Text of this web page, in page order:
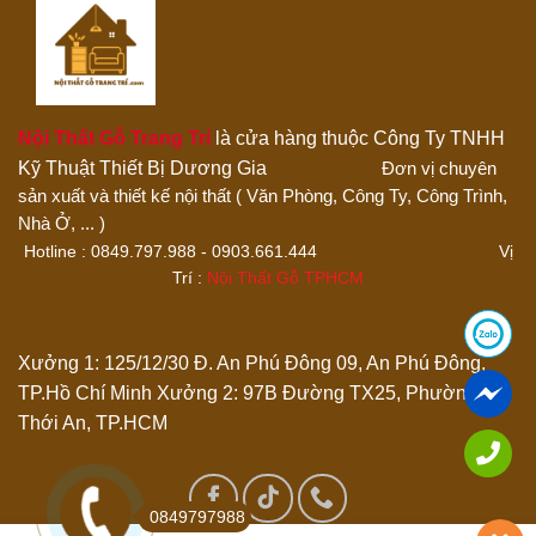
Thêm ảnh đánh giá
Email*
Lưu tên của tôi, email, và trang web trong trình duyệt này
Nội Thất Gỗ Trang Trílà cửa hàng thuộc Công Ty TNHH
Kỹ Thuật Thiết Bị Dương Gia
Đơn vị chuyên
sản xuất và thiết kế nội thất ( Văn Phòng, Công Ty, Công Trình,
Nhà Ở, ... )
Hotline : 0849.797.988 - 0903.661.444 Vị
Trí : Nội Thất Gỗ TPHCM
Xưởng 1: 125/12/30 Đ. An Phú Đông 09, An Phú Đông,
TP.Hồ Chí Minh Xưởng 2: 97B Đường TX25, Phường
Thới An, TP.HCM
0849797988